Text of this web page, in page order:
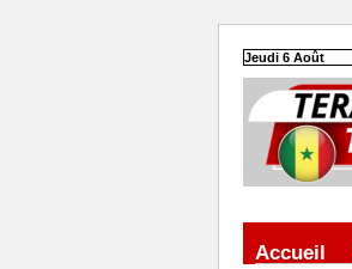
Jeudi 6 Août
Accueil